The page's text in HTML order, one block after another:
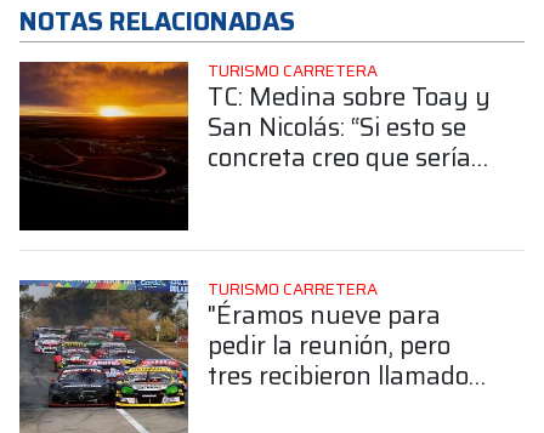
NOTAS RELACIONADAS
TURISMO CARRETERA
TC: Medina sobre Toay y
San Nicolás: “Si esto se
concreta creo que sería
TURISMO CARRETERA
"Éramos nueve para
pedir la reunión, pero
tres recibieron llamados